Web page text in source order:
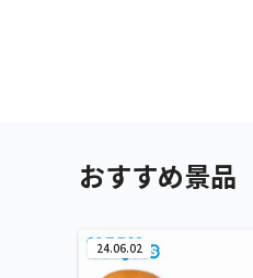
おすすめ景品
24.06.02